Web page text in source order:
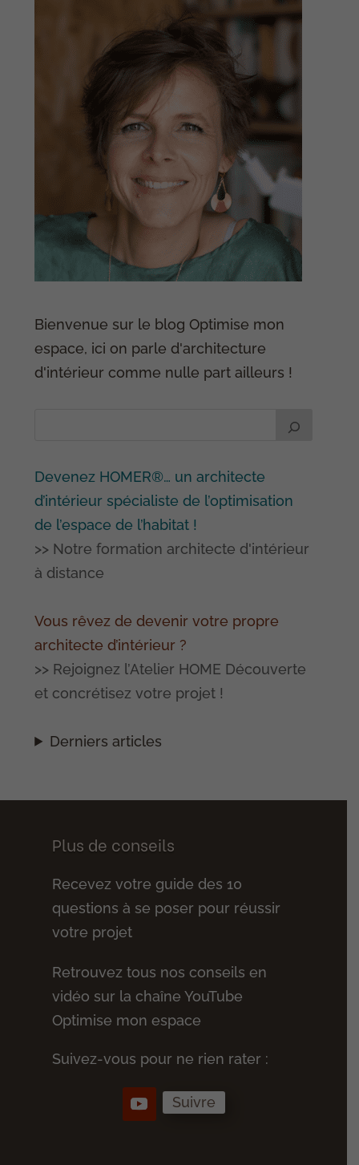
Bienvenue sur le blog Optimise mon
espace, ici on parle d'architecture
d'intérieur comme nulle part ailleurs !
Devenez HOMER®… un architecte
d’intérieur spécialiste de l’optimisation
de l’espace de l’habitat !
>> Notre formation architecte d'intérieur
à distance
Vous rêvez de devenir votre propre
architecte d’intérieur ?
>> Rejoignez l’Atelier HOME Découverte
et concrétisez votre projet !
Derniers articles
Plus de conseils
Recevez votre guide des 10
questions à se poser pour réussir
votre projet
Retrouvez tous nos conseils en
vidéo sur la chaîne YouTube
Optimise mon espace
Suivez-vous pour ne rien rater :
Suivre